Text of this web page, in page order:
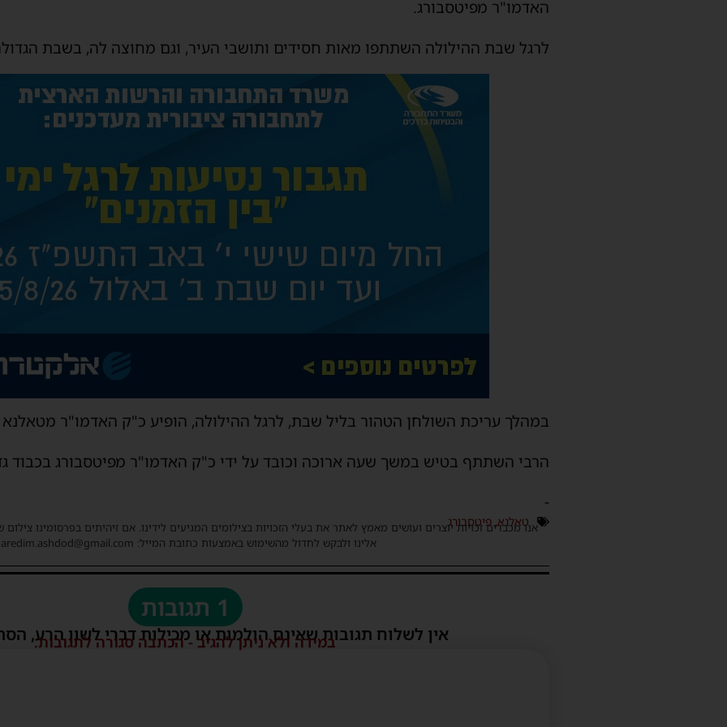
האדמו"ר מפיטסבורג.
לרגל שבת ההילולה השתתפו מאות חסידים ותושבי העיר, וגם מחוצה לה, בשבת
במהלך עריכת השולחן הטהור בליל שבת, לרגל ההילולה, הופיע כ"ק האדמו"ר
הרבי השתתף בטיש במשך שעה ארוכה וכובד על ידי כ"ק האדמו"ר מפיטסבורג בכבוד
-
טאלנא,פיטסבורג
אנו מכבדים זכויות יוצרים ועושים מאמץ לאתר את בעלי הזכויות בצילומים המגיעים לידינו. אם זיהיתים בפרסומינו
אלינו ולבקש לחדול מהשימוש באמצעות כתובת המייל: haredim.ashdod@gmail.com
1 תגובות
אין לשלוח תגובות שאינם הולמות או מכילות דברי לשון הרע,
במידה ולא ניתן להגיב - הכתבה סגורה לתגובות.